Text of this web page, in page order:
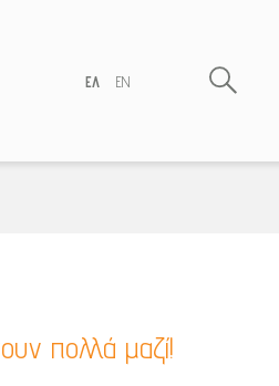
ΕΛ EN
πολλά μαζί!